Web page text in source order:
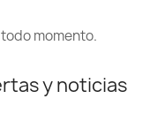
momento.
y noticias